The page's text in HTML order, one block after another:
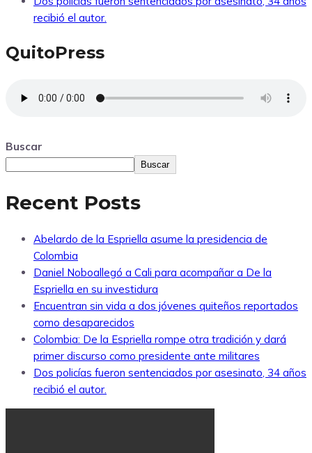
recibió el autor.
QuitoPress
Buscar
Buscar
Recent Posts
Abelardo de la Espriella asume la presidencia de
Colombia
Daniel Noboallegó a Cali para acompañar a De la
Espriella en su investidura
Encuentran sin vida a dos jóvenes quiteños reportados
como desaparecidos
Colombia: De la Espriella rompe otra tradición y dará
primer discurso como presidente ante militares
Dos policías fueron sentenciados por asesinato, 34 años
recibió el autor.